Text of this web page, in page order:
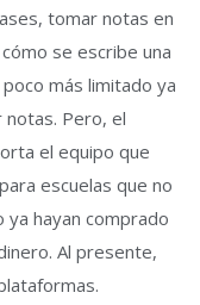
tomar notas en
se escribe una
más limitado ya
Pero, el
el equipo que
escuelas que no
hayan comprado
Al presente,